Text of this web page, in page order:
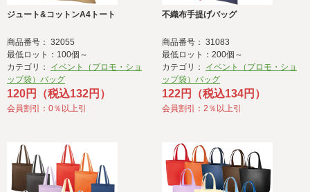
ジュート&コットンA4トート
商品番号： 32055
最低ロット：100個～
カテゴリ： イベント（プロモ・ショ
ップ袋）バッグ
120円（税込132円）
会員割引：0％以上引
不織布手提げバッグ
商品番号： 31083
最低ロット：200個～
カテゴリ： イベント（プロモ・ショ
ップ袋）バッグ
122円（税込134円）
会員割引：2％以上引